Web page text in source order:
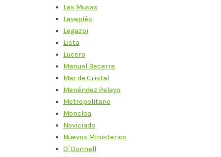
Las Musas
Lavapiés
Legazpi
Lista
Lucero
Manuel Becerra
Mar de Cristal
Menéndez Pelayo
Metropolitano
Moncloa
Noviciado
Nuevos Ministerios
O´Donnell